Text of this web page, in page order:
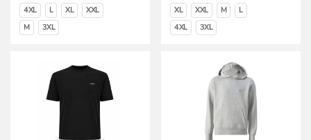
4XL L XL
XXL
M
3XL
XL XXL M
L
4XL
3XL